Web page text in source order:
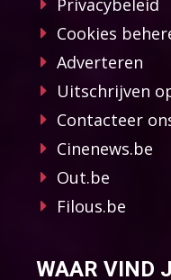
Cookies
Adverteren
Uitschrijven
Contacteer
Cinenews.be
Out.be
Filous.be
WAAR VIND